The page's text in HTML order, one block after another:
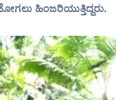
ಹಿಂಜರಿಯುತ್ತಿದ್ದರು.